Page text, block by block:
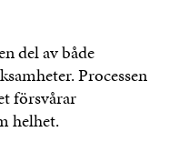
del av både
Processen
försvårar
helhet.